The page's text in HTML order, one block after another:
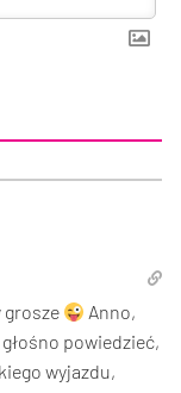
Anno,
powiedzieć,
wyjazdu,